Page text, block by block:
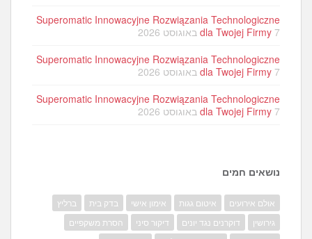
Superomatic Innowacyjne Rozwiązania Technologiczne
dla Twojej Firmy 7 באוגוסט 2026
Superomatic Innowacyjne Rozwiązania Technologiczne
dla Twojej Firmy 7 באוגוסט 2026
Superomatic Innowacyjne Rozwiązania Technologiczne
dla Twojej Firmy 7 באוגוסט 2026
נושאים חמים
אולם אירועים איטום גגות אימון אישי בדק בית
ברליץ
גירושין
דוקרנים נגד יונים דיקור סיני
הסרת משקפיים